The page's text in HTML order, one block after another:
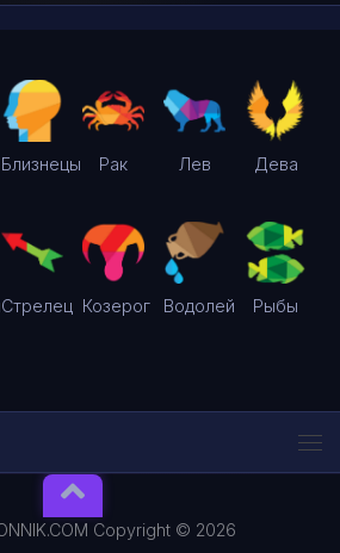
Близнецы Рак Лев Дева
Стрелец Козерог Водолей Рыбы
Copyright © 2026